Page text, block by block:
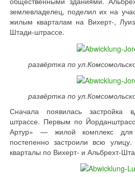
землевладелец, поделил их на
жилым кварталам на Вихерт-,
Штади-штрассе.
развёртка по
развёртка по
Сначала появилась застройка
штрассе. Первым по
Артур» — жилой комплекс для
постепенно застроили всю
кварталы по Вихерт- и Альбрехт-